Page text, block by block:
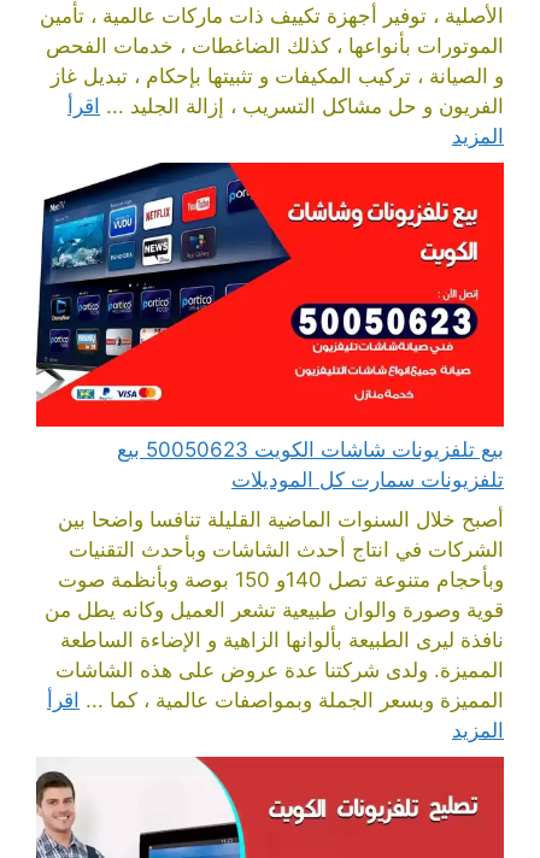
الأصلية ، توفير أجهزة تكييف ذات ماركات عالمية ، تأمين
الموتورات بأنواعها ، كذلك الضاغطات ، خدمات الفحص
و الصيانة ، تركيب المكيفات و تثبيتها بإحكام ، تبديل غاز
الفريون و حل مشاكل التسريب ، إزالة الجليد ... اقرأ
المزيد
بيع تلفزيونات شاشات الكويت 50050623 بيع
تلفزيونات سمارت كل الموديلات
أصبح خلال السنوات الماضية القليلة تنافسا واضحا بين
الشركات في انتاج أحدث الشاشات وبأحدث التقنيات
وبأحجام متنوعة تصل 140و 150 بوصة وبأنظمة صوت
قوية وصورة والوان طبيعية تشعر العميل وكانه يطل من
نافذة ليرى الطبيعة بألوانها الزاهية و الإضاءة الساطعة
المميزة. ولدى شركتنا عدة عروض على هذه الشاشات
المميزة وبسعر الجملة وبمواصفات عالمية ، كما ... اقرأ
المزيد